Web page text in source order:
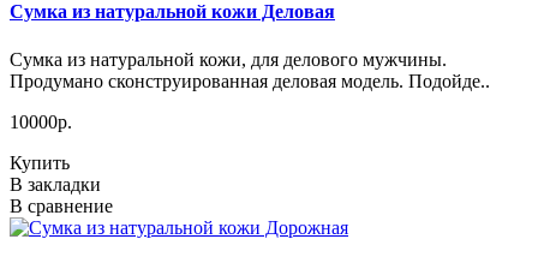
Сумка из натуральной кожи Деловая
Сумка из натуральной кожи, для делового мужчины.
Продумано сконструированная деловая модель. Подойде..
10000р.
Купить
В закладки
В сравнение